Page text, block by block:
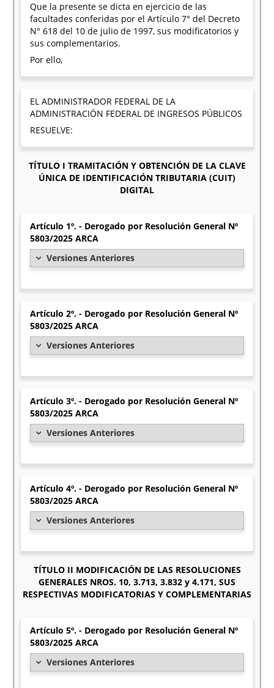
Que la presente se dicta en ejercicio de las
facultades conferidas por el Artículo 7° del Decreto
N° 618 del 10 de julio de 1997, sus modificatorios y
sus complementarios.
Por ello,
EL ADMINISTRADOR FEDERAL DE LA
ADMINISTRACIÓN FEDERAL DE INGRESOS PÚBLICOS
RESUELVE:
TÍTULO I TRAMITACIÓN Y OBTENCIÓN DE LA CLAVE
ÚNICA DE IDENTIFICACIÓN TRIBUTARIA (CUIT)
DIGITAL
Artículo 1º. - Derogado por Resolución General Nº
5803/2025 ARCA
Versiones Anteriores
Artículo 2º. - Derogado por Resolución General Nº
5803/2025 ARCA
Versiones Anteriores
Artículo 3º. - Derogado por Resolución General Nº
5803/2025 ARCA
Versiones Anteriores
Artículo 4º. - Derogado por Resolución General Nº
5803/2025 ARCA
Versiones Anteriores
TÍTULO II MODIFICACIÓN DE LAS RESOLUCIONES
GENERALES NROS. 10, 3.713, 3.832 y 4.171, SUS
RESPECTIVAS MODIFICATORIAS Y COMPLEMENTARIAS
Artículo 5º. - Derogado por Resolución General Nº
5803/2025 ARCA
Versiones Anteriores